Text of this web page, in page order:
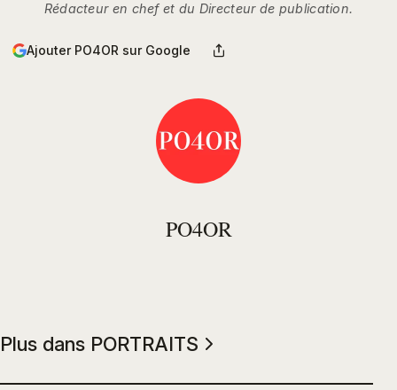
Rédacteur en chef et du Directeur de publication.
Ajouter PO4OR sur Google
PO4OR
Plus dans PORTRAITS